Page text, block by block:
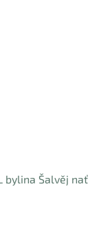
bylina Šalvěj nať